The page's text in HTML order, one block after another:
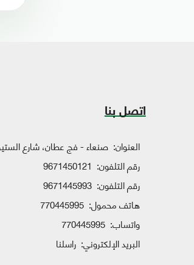
اتصل بنا
العنوان: صنعاء - فج عطان، شارع
رقم التلفون: 9671450121
رقم التلفون: 9671445993
هاتف محمول: 770445995
واتساب: 770445995
البريد الإلكتروني: راسلنا